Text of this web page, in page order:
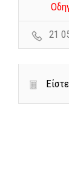
21